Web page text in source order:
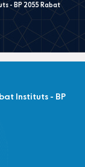
- BP 2055 Rabat
Instituts - BP